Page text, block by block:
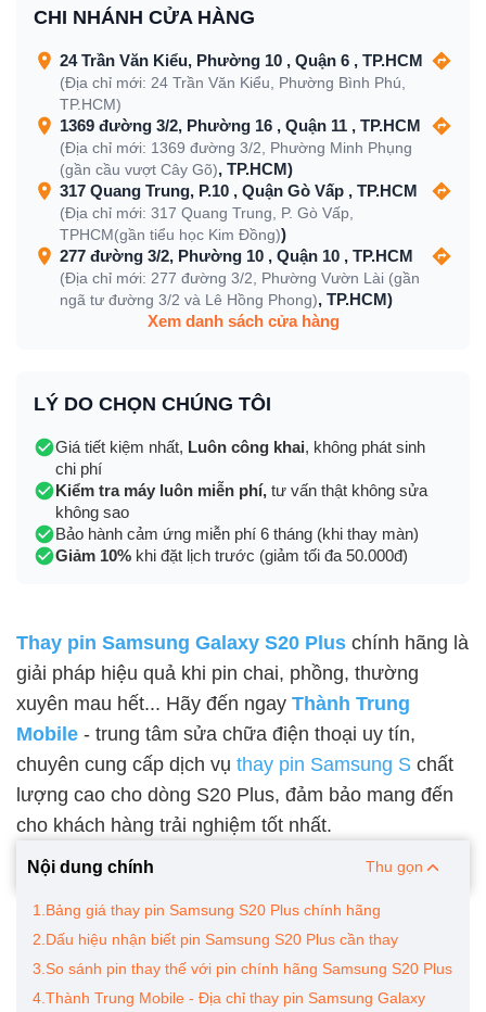
CHI NHÁNH CỬA HÀNG
24 Trần Văn Kiểu, Phường 10 , Quận 6 , TP.HCM
(Địa chỉ mới: 24 Trần Văn Kiểu, Phường Bình Phú,
TP.HCM)
1369 đường 3/2, Phường 16 , Quận 11 , TP.HCM
(Địa chỉ mới: 1369 đường 3/2, Phường Minh Phụng
(gần cầu vượt Cây Gõ), TP.HCM)
317 Quang Trung, P.10 , Quận Gò Vấp , TP.HCM
(Địa chỉ mới: 317 Quang Trung, P. Gò Vấp,
TPHCM(gần tiểu học Kim Đồng))
277 đường 3/2, Phường 10 , Quận 10 , TP.HCM
(Địa chỉ mới: 277 đường 3/2, Phường Vườn Lài (gần
ngã tư đường 3/2 và Lê Hồng Phong), TP.HCM)
Xem danh sách cửa hàng
LÝ DO CHỌN CHÚNG TÔI
Giá tiết kiệm nhất, Luôn công khai, không phát sinh
chi phí
Kiểm tra máy luôn miễn phí, tư vấn thật không sửa
không sao
Bảo hành cảm ứng miễn phí 6 tháng (khi thay màn)
Giảm 10% khi đặt lịch trước (giảm tối đa 50.000đ)
Thay pin Samsung Galaxy S20 Plus chính hãng là
giải pháp hiệu quả khi pin chai, phồng, thường
xuyên mau hết... Hãy đến ngay Thành Trung
Mobile - trung tâm sửa chữa điện thoại uy tín,
chuyên cung cấp dịch vụ thay pin Samsung S chất
lượng cao cho dòng S20 Plus, đảm bảo mang đến
cho khách hàng trải nghiệm tốt nhất.
Nội dung chính Thu gọn
1.Bảng giá thay pin Samsung S20 Plus chính hãng
2.Dấu hiệu nhận biết pin Samsung S20 Plus cần thay
3.So sánh pin thay thế với pin chính hãng Samsung S20 Plus
4.Thành Trung Mobile - Địa chỉ thay pin Samsung Galaxy